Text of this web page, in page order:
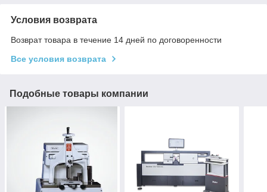
Условия возврата
Возврат товара в течение 14 дней по договоренности
Все условия возврата
Подобные товары компании